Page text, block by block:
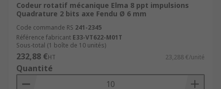
Codeur rotatif mécanique Elma 8 ppt impulsions
Quadrature 2 bits axe Fendu Ø 6 mm
Code commande RS 241-2345
Référence fabricant E33-VT622-M01T
Sous-total (1 boîte de 10 unités)
232,88 €HT 23,288 €/unité
Quantité